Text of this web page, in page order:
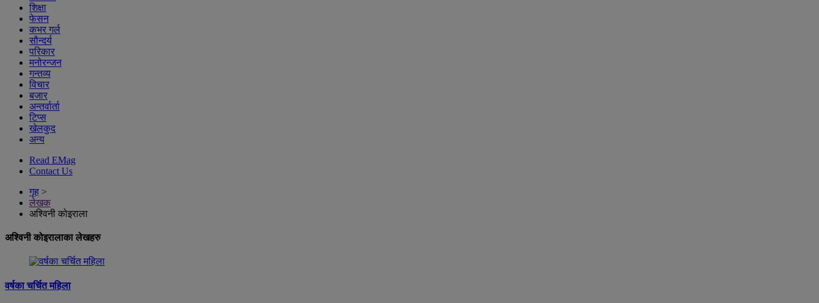
शिक्षा
फेसन
कभर गर्ल
सौन्दर्य
परिकार
मनोरन्जन
गन्तव्य
विचार
बजार
अन्तर्वार्ता
टिप्स
खेलकुद
अन्य
Read EMag
Contact Us
गृह >
लेखक
अश्विनी कोइराला
अश्विनी कोइरालाका लेखहरु
वर्षका चर्चित महिला